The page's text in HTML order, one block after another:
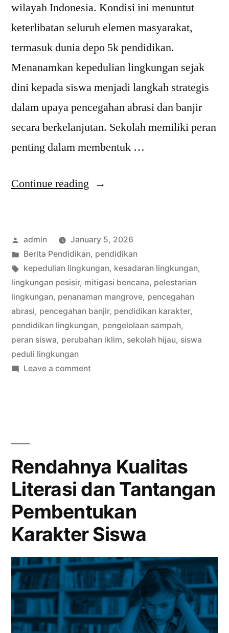
wilayah Indonesia. Kondisi ini menuntut
keterlibatan seluruh elemen masyarakat,
termasuk dunia depo 5k pendidikan.
Menanamkan kepedulian lingkungan sejak
dini kepada siswa menjadi langkah strategis
dalam upaya pencegahan abrasi dan banjir
secara berkelanjutan. Sekolah memiliki peran
penting dalam membentuk …
Continue reading “Kepedulian
Dini:
Peran
Siswa
dalam
Upaya
Pencegahan
Abrasi
Posted
by
admin
January 5, 2026
Posted
in
Berita Pendidikan, pendidikan
Tags:
kepedulian lingkungan, kesadaran lingkungan,
lingkungan pesisir, mitigasi bencana, pelestarian
lingkungan, penanaman mangrove, pencegahan
abrasi, pencegahan banjir, pendidikan karakter,
pendidikan lingkungan, pengelolaan sampah,
peran siswa, perubahan iklim, sekolah hijau, siswa
peduli lingkungan
Leave a commenton
dalam
Upaya
Pencegahan
Abrasi
dan
Banjir
Rendahnya Kualitas
Literasi dan Tantangan
Pembentukan
Karakter Siswa